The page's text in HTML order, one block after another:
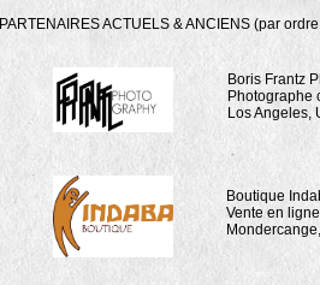
PARTENAIRES ACTUELS & ANCIENS (par
Boris Frantz
Photographe
Los Angeles,
Boutique
Vente en